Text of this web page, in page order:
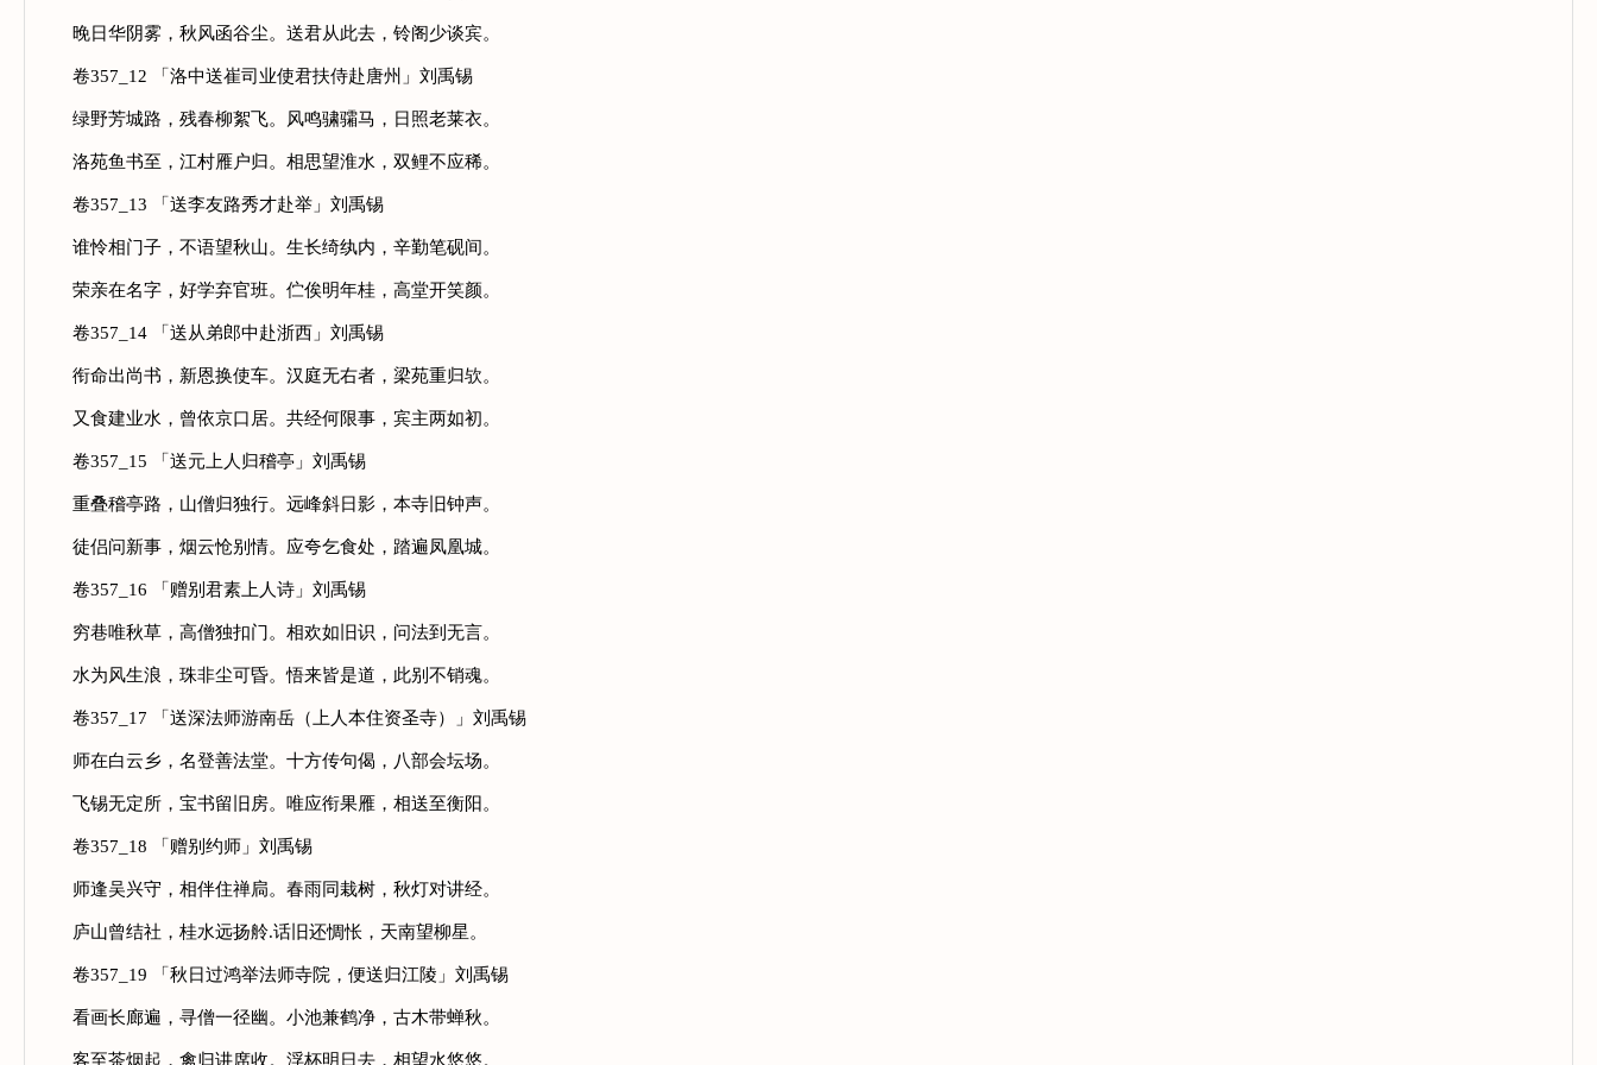
晚日华阴雾，秋风函谷尘。送君从此去，铃阁少谈宾。
卷357_12 「洛中送崔司业使君扶侍赴唐州」刘禹锡
绿野芳城路，残春柳絮飞。风鸣骕骦马，日照老莱衣。
洛苑鱼书至，江村雁户归。相思望淮水，双鲤不应稀。
卷357_13 「送李友路秀才赴举」刘禹锡
谁怜相门子，不语望秋山。生长绮纨内，辛勤笔砚间。
荣亲在名字，好学弃官班。伫俟明年桂，高堂开笑颜。
卷357_14 「送从弟郎中赴浙西」刘禹锡
衔命出尚书，新恩换使车。汉庭无右者，梁苑重归欤。
又食建业水，曾依京口居。共经何限事，宾主两如初。
卷357_15 「送元上人归稽亭」刘禹锡
重叠稽亭路，山僧归独行。远峰斜日影，本寺旧钟声。
徒侣问新事，烟云怆别情。应夸乞食处，踏遍凤凰城。
卷357_16 「赠别君素上人诗」刘禹锡
穷巷唯秋草，高僧独扣门。相欢如旧识，问法到无言。
水为风生浪，珠非尘可昏。悟来皆是道，此别不销魂。
卷357_17 「送深法师游南岳（上人本住资圣寺）」刘禹锡
师在白云乡，名登善法堂。十方传句偈，八部会坛场。
飞锡无定所，宝书留旧房。唯应衔果雁，相送至衡阳。
卷357_18 「赠别约师」刘禹锡
师逢吴兴守，相伴住禅扃。春雨同栽树，秋灯对讲经。
庐山曾结社，桂水远扬舲.话旧还惆怅，天南望柳星。
卷357_19 「秋日过鸿举法师寺院，便送归江陵」刘禹锡
看画长廊遍，寻僧一径幽。小池兼鹤净，古木带蝉秋。
客至茶烟起，禽归讲席收。浮杯明日去，相望水悠悠。